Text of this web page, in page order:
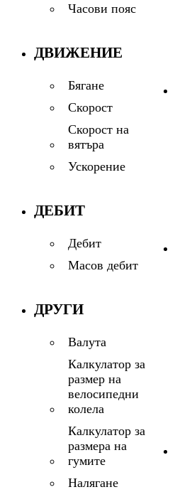
Часови пояс
ДВИЖЕНИЕ
Бягане
Скорост
Скорост на
вятъра
Ускорение
ДЕБИТ
Дебит
Масов дебит
ДРУГИ
Валута
Калкулатор за
размер на
велосипедни
колела
Калкулатор за
размера на
гумите
Налягане